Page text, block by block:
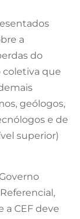
a
do
coletiva que
geólogos,
e de
superior)
a CEF deve